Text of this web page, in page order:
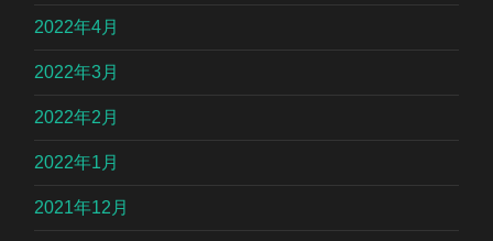
2022年4月
2022年3月
2022年2月
2022年1月
2021年12月